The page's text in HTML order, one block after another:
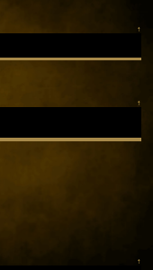
↑
↑
↑